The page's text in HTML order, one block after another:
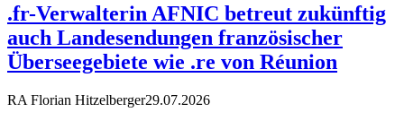
.fr-Verwalterin AFNIC betreut zukünftig
auch Landesendungen französischer
Überseegebiete wie .re von Réunion
RA Florian Hitzelberger29.07.2026